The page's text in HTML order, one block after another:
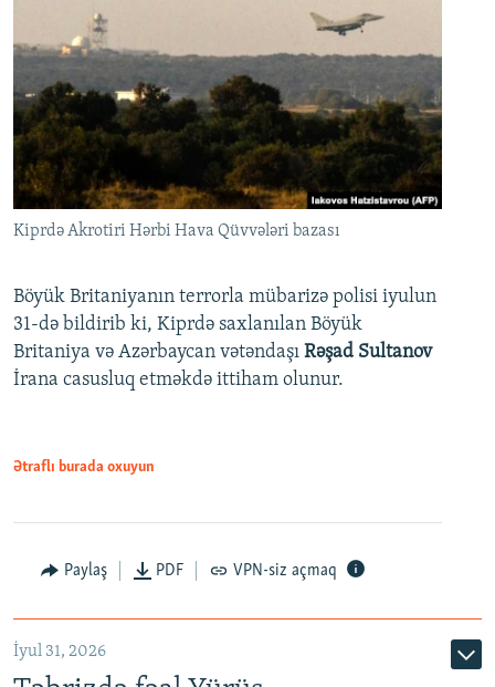
Kiprdə Akrotiri Hərbi Hava Qüvvələri bazası
Böyük Britaniyanın terrorla mübarizə polisi iyulun
31-də bildirib ki, Kiprdə saxlanılan Böyük
Britaniya və Azərbaycan vətəndaşı Rəşad Sultanov
İrana casusluq etməkdə ittiham olunur.
Ətraflı burada oxuyun
Paylaş PDF VPN-siz açmaq
İyul 31, 2026